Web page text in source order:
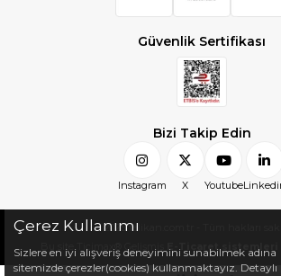
Güvenlik Sertifikası
Bizi Takip Edin
Instagram X Youtube
2025 felikan.com.tr - Tüm hakları
Bu site Ticimax® Gelişmiş
E-Ticaret sistemleri
Çerez Kullanımı
Sizlere en iyi alışveriş deneyimini sunabilmek adına
sitemizde çerezler(cookies) kullanmaktayız. Detaylı